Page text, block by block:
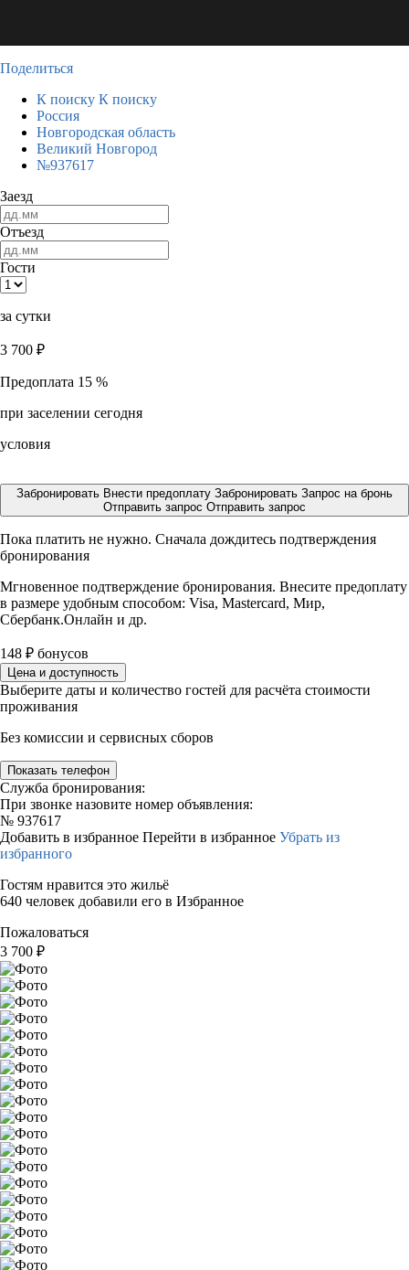
Поделиться
К поиску К поиску
Россия
Новгородская область
Великий Новгород
№937617
Заезд
Отъезд
Гости
за сутки
3 700 ₽
Предоплата 15 %
при заселении сегодня
условия
Забронировать Внести предоплату Забронировать Запрос на бронь
Отправить запрос Отправить запрос
Пока платить не нужно. Сначала дождитесь подтверждения
бронирования
Мгновенное подтверждение бронирования. Внесите предоплату
в размере удобным способом: Visa, Mastercard, Мир,
Сбербанк.Онлайн и др.
148 ₽ бонусов
Цена и доступность
Выберите даты и количество гостей для расчёта стоимости
проживания
Без комиссии и сервисных сборов
Показать телефон
Служба бронирования:
При звонке назовите номер объявления:
№ 937617
Добавить в избранное Перейти в избранное Убрать из
избранного
Гостям нравится это жильё
640 человек добавили его в Избранное
Пожаловаться
3 700 ₽